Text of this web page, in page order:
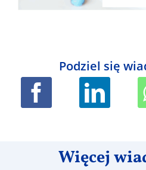
Podziel się
Więcej